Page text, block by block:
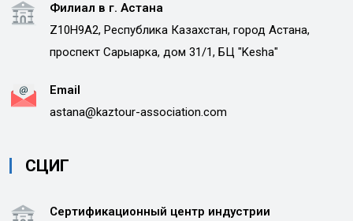
Филиал в г. Астана
Z10H9A2, Республика Казахстан, город Астана,
проспект Сарыарка, дом 31/1, БЦ "Kesha"
Email
astana@kaztour-association.com
СЦИГ
Сертификационный центр индустрии